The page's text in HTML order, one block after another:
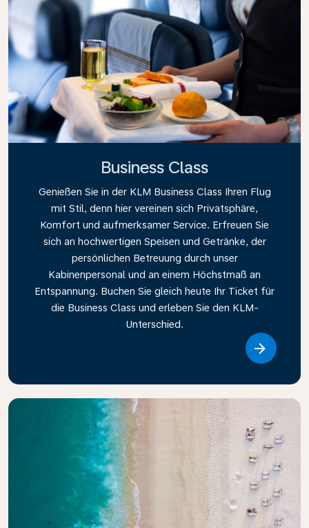
Business Class
Genießen Sie in der KLM Business Class Ihren Flug
mit Stil, denn hier vereinen sich Privatsphäre,
Komfort und aufmerksamer Service. Erfreuen Sie
sich an hochwertigen Speisen und Getränke, der
persönlichen Betreuung durch unser
Kabinenpersonal und an einem Höchstmaß an
Entspannung. Buchen Sie gleich heute Ihr Ticket für
die Business Class und erleben Sie den KLM-
Unterschied.